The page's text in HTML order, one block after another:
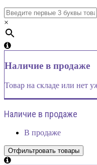
×
Наличие в продаже
Товар на складе или нет
Наличие в продаже
В продаже